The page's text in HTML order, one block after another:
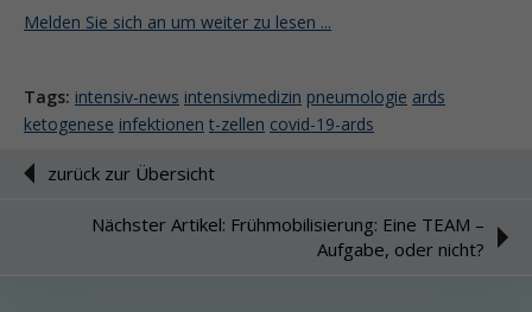
Melden Sie sich an um weiter zu lesen ...
Tags: intensiv-news intensivmedizin pneumologie ards
ketogenese infektionen t-zellen covid-19-ards
zurück zur Übersicht
Nächster Artikel: Frühmobilisierung: Eine TEAM –
Aufgabe, oder nicht?